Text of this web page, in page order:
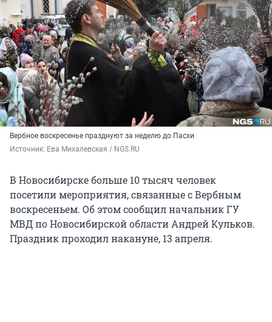
Вербное воскресенье празднуют за неделю до Пасхи
Источник: Ева Михалевская / NGS.RU
В Новосибирске больше 10 тысяч человек
посетили мероприятия, связанные с Вербным
воскресеньем. Об этом сообщил начальник ГУ
МВД по Новосибирской области Андрей Кульков.
Праздник проходил накануне, 13 апреля.